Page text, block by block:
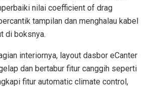
nilai coefficient of drag
tampilan dan menghalau kabel
di boksnya.
interiornya, layout dasbor eCanter
dan bertabur fitur canggih seperti
fitur automatic climate control,